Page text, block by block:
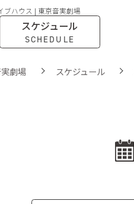
ブハウス | 東京音実劇場
スケジュール
SCHEDULE
劇場 スケジュール